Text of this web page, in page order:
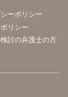
ーポリシー
リシー
討の弁護士の方